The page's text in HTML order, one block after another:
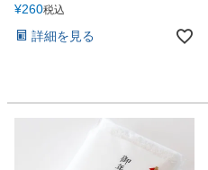
¥260税込
詳細を見る